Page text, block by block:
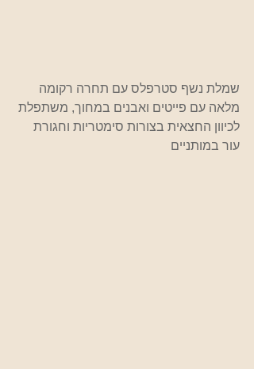
שמלת נשף סטרפלס עם תחרה רקומה
מלאה עם פייטים ואבנים במחוך, משתפלת
לכיוון החצאית בצורות סימטריות וחגורת
עור במותניים